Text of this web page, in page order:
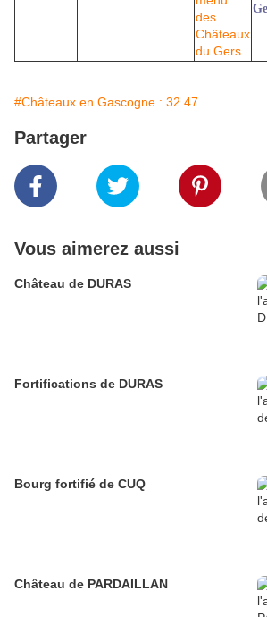
#Châteaux en Gascogne : 32 47
Partager
Vous aimerez aussi
Château de DURAS
Fortifications de DURAS
Bourg fortifié de CUQ
Château de PARDAILLAN